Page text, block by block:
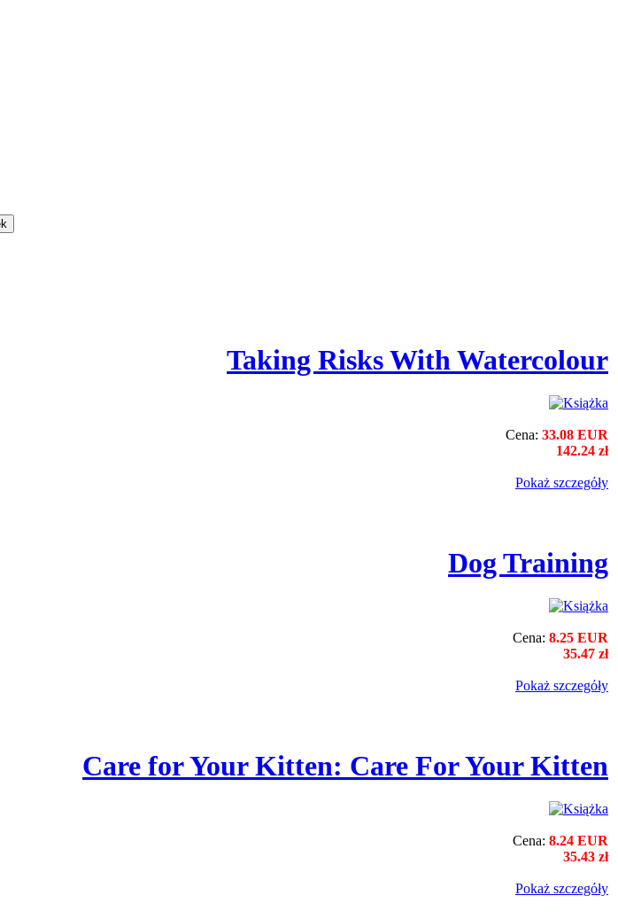
Taking Risks With Watercolour
Cena: 33.08 EUR
142.24 zł
Pokaż szczegόły
Dog Training
Cena: 8.25 EUR
35.47 zł
Pokaż szczegόły
Care for Your Kitten: Care For Your Kitten
Cena: 8.24 EUR
35.43 zł
Pokaż szczegόły